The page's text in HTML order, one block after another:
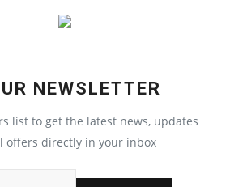
NEWSLETTER
list to get the latest news, updates
offers directly in your inbox